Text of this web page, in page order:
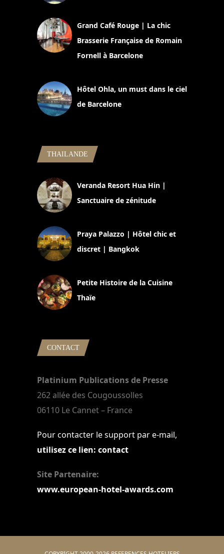
Grand Café Rouge | La chic
Brasserie Française de Romain
Fornell à Barcelone
Hôtel Ohla, un must dans le ciel
de Barcelone
THAILANDE
Veranda Resort Hua Hin |
Sanctuaire de zénitude
Praya Palazzo | Hôtel chic et
discret | Bangkok
Petite Histoire de la Cuisine
Thaïe
CONTACT
Platinium Publications de Presse
262 allée des Cougoussolles
06110 Le Cannet – France
Pour contacter le support par e-mail,
utilisez ce lien: contact
Site Partenaire:
www.european-hotel-awards.com